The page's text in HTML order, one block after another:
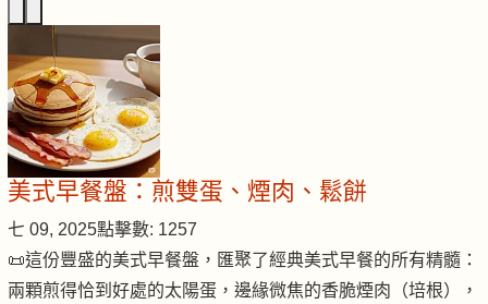
美式早餐盤：煎雙蛋、煙肉、鬆餅
七 09, 2025點擊數: 1257
📜這份豐盛的美式早餐盤，匯聚了經典美式早餐的所有精髓：
兩顆煎得恰到好處的太陽蛋，邊緣微焦的香脆煙肉（培根），